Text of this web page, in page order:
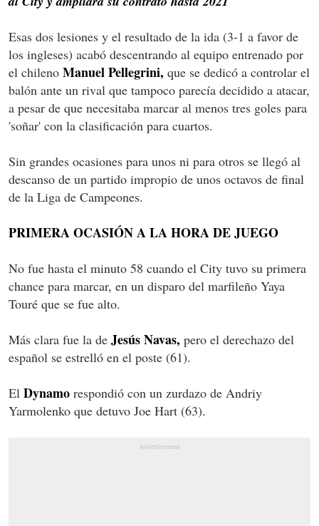
Esas dos lesiones y el resultado de la ida (3-1 a favor de
los ingleses) acabó descentrando al equipo entrenado por
el chileno Manuel Pellegrini, que se dedicó a controlar el
balón ante un rival que tampoco parecía decidido a atacar,
a pesar de que necesitaba marcar al menos tres goles para
'soñar' con la clasificación para cuartos.
Sin grandes ocasiones para unos ni para otros se llegó al
descanso de un partido impropio de unos octavos de final
de la Liga de Campeones.
PRIMERA OCASIÓN A LA HORA DE JUEGO
No fue hasta el minuto 58 cuando el City tuvo su primera
chance para marcar, en un disparo del marfileño Yaya
Touré que se fue alto.
Más clara fue la de Jesús Navas, pero el derechazo del
español se estrelló en el poste (61).
El Dynamo respondió con un zurdazo de Andriy
Yarmolenko que detuvo Joe Hart (63).